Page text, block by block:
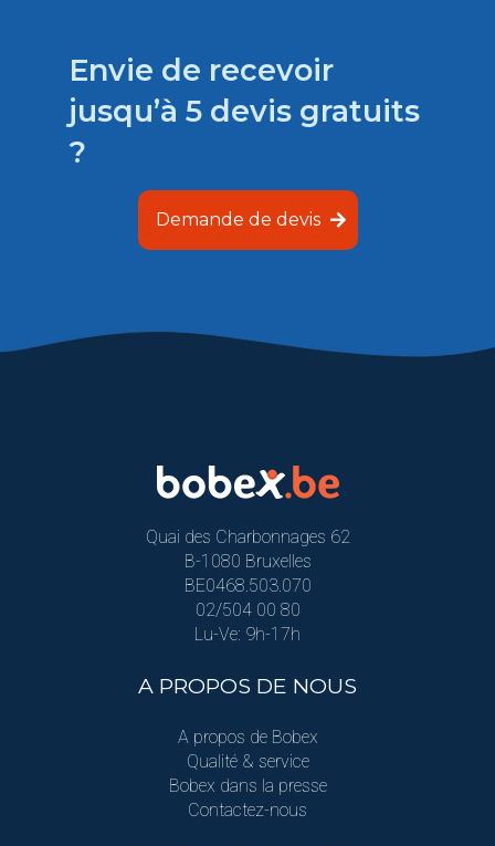
Envie de recevoir
jusqu’à 5 devis gratuits
?
Demande de devis
Quai des Charbonnages 62
B-1080 Bruxelles
BE0468.503.070
02/504 00 80
Lu-Ve: 9h-17h
A PROPOS DE NOUS
A propos de Bobex
Qualité & service
Bobex dans la presse
Contactez-nous